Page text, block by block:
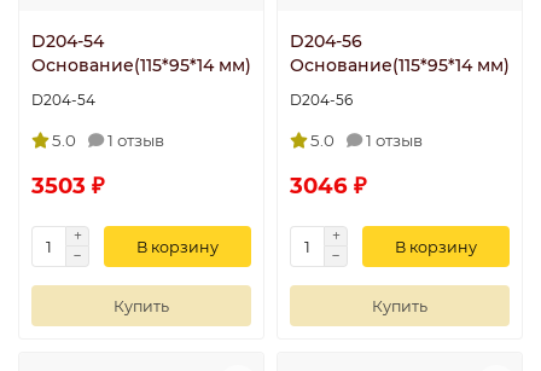
D204-54
Основание(115*95*14 мм)
D204-54
5.0 1 отзыв
3503 ₽
В корзину
Купить
D204-56
Основание(115*95*14 мм)
D204-56
5.0 1 отзыв
3046 ₽
В корзину
Купить